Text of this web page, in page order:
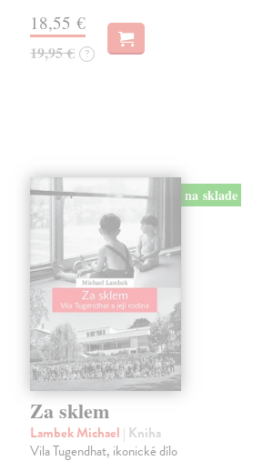
18,55 €
19,95 € ?
na sklade
Za sklem
Lambek Michael | Kniha
Vila Tugendhat, ikonické dílo